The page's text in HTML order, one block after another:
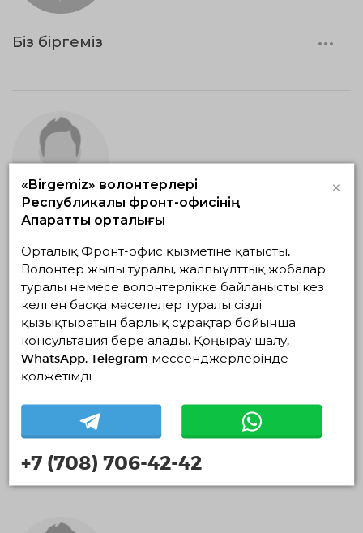
Біз біргеміз
Мәртөк аудандық жастар
«Birgemiz» волонтерлері
Республикалық фронт-офисінің
Ақпараттық орталығы
×
Орталық Фронт-офис қызметіне қатысты,
Волонтер жылы туралы, жалпыұлттық жобалар
туралы немесе волонтерлікке байланысты кез
келген басқа мәселелер туралы сізді
қызықтыратын барлық сұрақтар бойынша
консультация бере алады. Қоңырау шалу,
WhatsApp, Telegram мессенджерлерінде
қолжетімді
+7 (708) 706-42-42